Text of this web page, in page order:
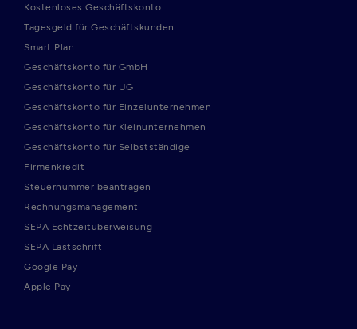
Kostenloses Geschäftskonto
Tagesgeld für Geschäftskunden
Smart Plan
Geschäftskonto für GmbH
Geschäftskonto für UG
Geschäftskonto für Einzelunternehmen
Geschäftskonto für Kleinunternehmen
Geschäftskonto für Selbstständige
Firmenkredit
Steuernummer beantragen
Rechnungsmanagement
SEPA Echtzeitüberweisung
SEPA Lastschrift
Google Pay
Apple Pay